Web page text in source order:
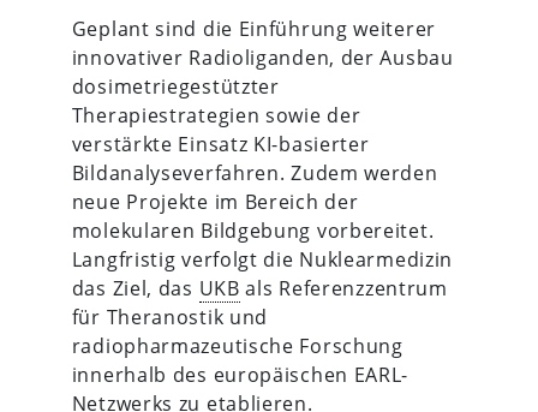
Geplant sind die Einführung weiterer
innovativer Radioliganden, der Ausbau
dosimetriegestützter
Therapiestrategien sowie der
verstärkte Einsatz KI-basierter
Bildanalyseverfahren. Zudem werden
neue Projekte im Bereich der
molekularen Bildgebung vorbereitet.
Langfristig verfolgt die Nuklearmedizin
das Ziel, das UKB als Referenzzentrum
für Theranostik und
radiopharmazeutische Forschung
innerhalb des europäischen EARL-
Netzwerks zu etablieren.